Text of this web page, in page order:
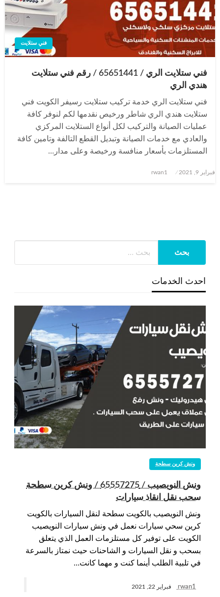
فني ستلايت
فني ستلايت الري / 65651441 / رقم فني ستلايت
هندي الري
فني ستلايت الري خدمة تركيب ستلايت رسيفر الكويت فني
ستلايت هندي الري شاطر ورخيص نقدمها لكم لنوفر كافة
عمليات الصيانة والتركيب لكل أنواع الستلايت المركزي
والعادي مع خدمات الصيانة وتبديل القطع التالفة وتامين كافة
المستلزمات بأسعار منافسة ورخيصة وعلى مدار…
نُشر
فبراير 9, 2021 rwan1
احدث الخدمات
ونش كرين سطحة
ونش النويصيب / 65557275 / ونش كرين سطحة
سحب نقل انقاذ سيارات
ونش النويصيب بالكويت سطحة لنقل السيارات بالكويت
كرين سحي سيارات نعمل في ونش سيارات النويصيب
الكويت على توفير كل مستلزمات العمل الذي يتعلق
بسحب و نقل السيارات و الشاحنات حيث نمتاز بالسرعة
في تلبية الطلب أينما كنت و مهما كانت…
rwan1 فبراير 22, 2021